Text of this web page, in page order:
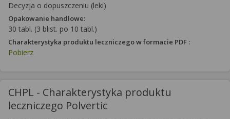
Decyzja o dopuszczeniu (leki)
Opakowanie handlowe:
30 tabl. (3 blist. po 10 tabl.)
Charakterystyka produktu leczniczego w formacie PDF :
Pobierz
CHPL - Charakterystyka produktu
leczniczego Polvertic